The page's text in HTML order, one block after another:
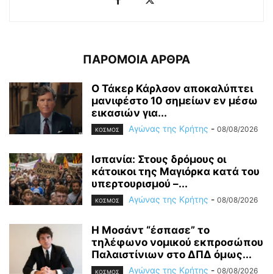
ΠΑΡΟΜΟΙΑ ΑΡΘΡΑ
Ο Τάκερ Κάρλσον αποκαλύπτει
μανιφέστο 10 σημείων εν μέσω
εικασιών για...
ΚΟΣΜΟΣ Αγώνας της Κρήτης - 08/08/2026
Ισπανία: Στους δρόμους οι
κάτοικοι της Μαγιόρκα κατά του
υπερτουρισμού –...
ΚΟΣΜΟΣ Αγώνας της Κρήτης - 08/08/2026
Η Μοσάντ “έσπασε” το
τηλέφωνο νομικού εκπροσώπου
Παλαιστίνιων στο ΔΠΔ όμως...
ΚΟΣΜΟΣ Αγώνας της Κρήτης - 08/08/2026